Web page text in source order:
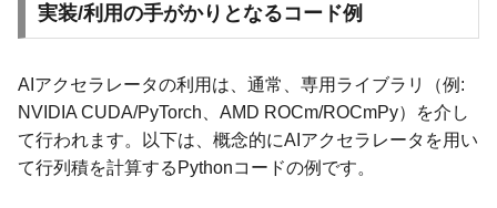
実装/利用の手がかりとなるコード例
AIアクセラレータの利用は、通常、専用ライブラリ（例:
NVIDIA CUDA/PyTorch、AMD ROCm/ROCmPy）を介し
て行われます。以下は、概念的にAIアクセラレータを用い
て行列積を計算するPythonコードの例です。